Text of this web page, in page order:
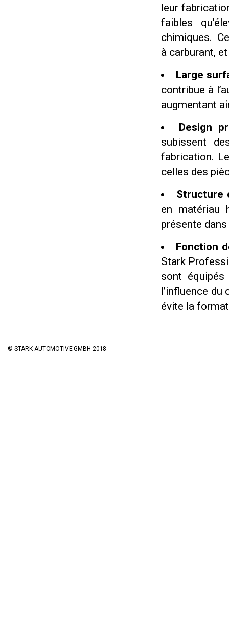
leur
faibles
chimiques.
à carburant,
Large
contribue à
augmentant
Design
subissent
fabrication.
celles des
Structure
en matériau
présente
Fonction
Stark
sont équipés
l’influence
évite la
© STARK AUTOMOTIVE GMBH 2018